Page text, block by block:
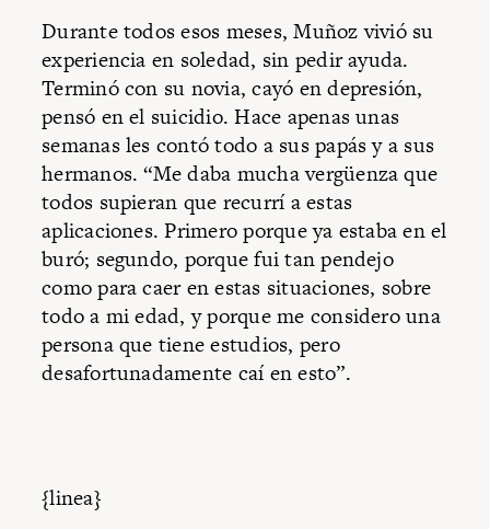
Durante todos esos meses, Muñoz vivió su
experiencia en soledad, sin pedir ayuda.
Terminó con su novia, cayó en depresión,
pensó en el suicidio. Hace apenas unas
semanas les contó todo a sus papás y a sus
hermanos. “Me daba mucha vergüenza que
todos supieran que recurrí a estas
aplicaciones. Primero porque ya estaba en el
buró; segundo, porque fui tan pendejo
como para caer en estas situaciones, sobre
todo a mi edad, y porque me considero una
persona que tiene estudios, pero
desafortunadamente caí en esto”.
{linea}